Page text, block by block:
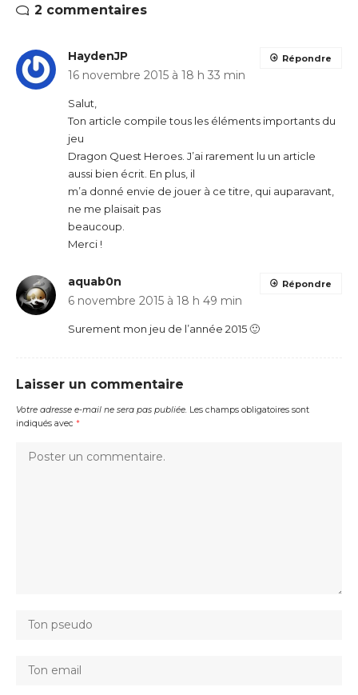
2 commentaires
HaydenJP
16 novembre 2015 à 18 h 33 min
Salut,
Ton article compile tous les éléments importants du
jeu
Dragon Quest Heroes. J’ai rarement lu un article
aussi bien écrit. En plus, il
m’a donné envie de jouer à ce titre, qui auparavant,
ne me plaisait pas
beaucoup.
Merci !
Répondre
aquab0n
6 novembre 2015 à 18 h 49 min
Surement mon jeu de l’année 2015 🙂
Répondre
Laisser un commentaire
Votre adresse e-mail ne sera pas publiée. Les champs obligatoires sont
indiqués avec *